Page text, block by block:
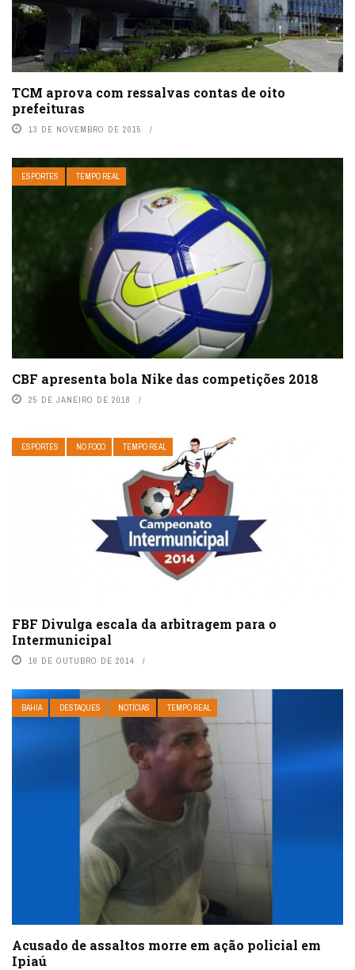
TCM aprova com ressalvas contas de oito
prefeituras
13 DE NOVEMBRO DE 2015
ESPORTES TEMPO REAL
CBF apresenta bola Nike das competições 2018
25 DE JANEIRO DE 2018
ESPORTES NO FOCO TEMPO REAL
FBF Divulga escala da arbitragem para o
Intermunicipal
16 DE OUTUBRO DE 2014
BAHIA DESTAQUES NOTÍCIAS TEMPO REAL
Acusado de assaltos morre em ação policial em
Ipiaú